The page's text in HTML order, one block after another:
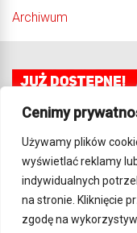
Cenimy
Używamy plików
wyświetlać reklamy
indywidualnych
na stronie. Kliknięcie
zgodę na
Archiwum